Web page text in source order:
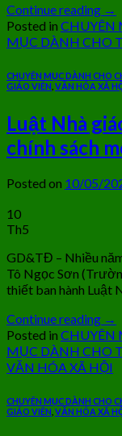
Continue reading →
Posted in CHUYÊN
MỤC DÀNH CHO
CHUYÊN MỤC DÀNH CHO
GIÁO VIÊN VĂN HÓA XÃ
Luật Nhà
chính sách
Posted on 10/05/
10
Th5
GD&TĐ – Nhiều
Tô Ngọc Sơn
thiết ban hành Luật
Continue reading →
Posted in CHUYÊN
MỤC DÀNH CHO
VĂN HÓA XÃ HỘI
CHUYÊN MỤC DÀNH CHO
GIÁO VIÊN VĂN HÓA XÃ